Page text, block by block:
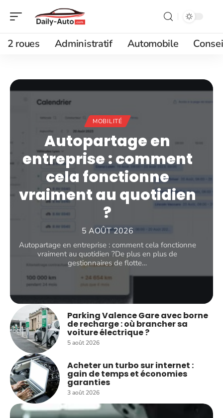
2 roues Administratif Automobile
MOBILITÉ
Autopartage en
entreprise : comment
cela fonctionne
vraiment au quotidien
?
5 AOÛT 2026
Autopartage en entreprise : comment cela fonctionne
vraiment au quotidien ?De plus en plus de
gestionnaires de flotte…
Parking Valence Gare avec borne
de recharge : où brancher sa
voiture électrique ?
5 août 2026
Acheter un turbo sur internet :
gain de temps et économies
garanties
3 août 2026